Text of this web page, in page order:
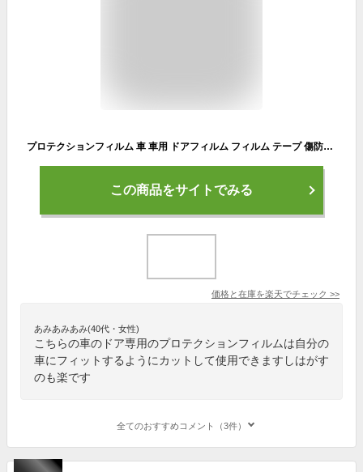
プロテクションフィルム 車 車用 ドアフィルム フィルム テープ 傷防止 内装 保護 透明 黒 エッジ プロテクター ドアエッジモール ボディ保護フィルム クリア キズ防止 カーラッピングフィルム 着脱簡単 防塵 衝撃
この商品をサイトでみる
価格と在庫を楽天でチェック >>
あみあみあみ(40代・女性)
こちらの車のドア専用のプロテクションフィルムは自分の
車にフィットするようにカットして使用できますしはがす
のも楽です
全てのおすすめコメント（3件）